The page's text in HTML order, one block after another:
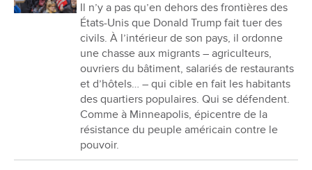
Il n’y a pas qu’en dehors des frontières des
États-Unis que Donald Trump fait tuer des
civils. À l’intérieur de son pays, il ordonne
une chasse aux migrants – agriculteurs,
ouvriers du bâtiment, salariés de restaurants
et d’hôtels… – qui cible en fait les habitants
des quartiers populaires. Qui se défendent.
Comme à Minneapolis, épicentre de la
résistance du peuple américain contre le
pouvoir.